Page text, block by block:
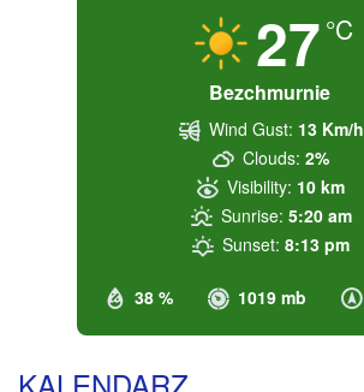
27 °C
Bezchmurnie
38 % 1019 mb
Wind Gust: 13 Km/h
Clouds: 2%
Visibility: 10 km
Sunrise: 5:20 am
Sunset: 8:13 pm